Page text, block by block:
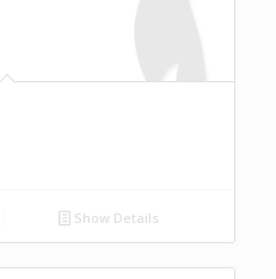
Show Details